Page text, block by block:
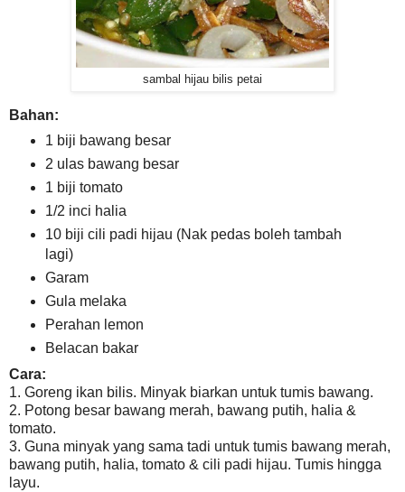
sambal hijau bilis petai
Bahan:
1 biji bawang besar
2 ulas bawang besar
1 biji tomato
1/2 inci halia
10 biji cili padi hijau (Nak pedas boleh tambah
lagi)
Garam
Gula melaka
Perahan lemon
Belacan bakar
Cara:
1. Goreng ikan bilis. Minyak biarkan untuk tumis bawang.
2. Potong besar bawang merah, bawang putih, halia &
tomato.
3. Guna minyak yang sama tadi untuk tumis bawang merah,
bawang putih, halia, tomato & cili padi hijau. Tumis hingga
layu.